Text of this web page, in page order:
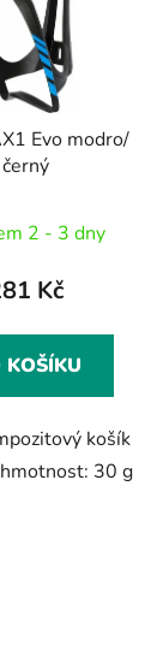
Evo modro/
černý
2 - 3 dny
Kč
KOŠÍKU
košík
30 g